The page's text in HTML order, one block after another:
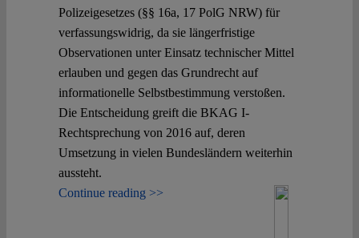
Polizeigesetzes (§§ 16a, 17 PolG NRW) für
verfassungswidrig, da sie längerfristige
Observationen unter Einsatz technischer Mittel
erlauben und gegen das Grundrecht auf
informationelle Selbstbestimmung verstoßen.
Die Entscheidung greift die BKAG I-
Rechtsprechung von 2016 auf, deren
Umsetzung in vielen Bundesländern weiterhin
aussteht.
Continue reading >>